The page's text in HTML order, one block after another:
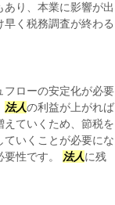
り、本業に影響が出
く税務調査が終わる
フローの安定化が必要
法人の利益が上がれば
えていくため、節税を
ていくことが必要にな
性です。 法人に残